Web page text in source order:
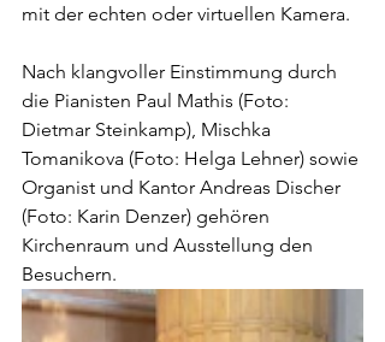
mit der echten oder virtuellen Kamera.
Nach klangvoller Einstimmung durch
die Pianisten Paul Mathis (Foto:
Dietmar Steinkamp), Mischka
Tomanikova (Foto: Helga Lehner) sowie
Organist und Kantor Andreas Discher
(Foto: Karin Denzer) gehören
Kirchenraum und Ausstellung den
Besuchern.